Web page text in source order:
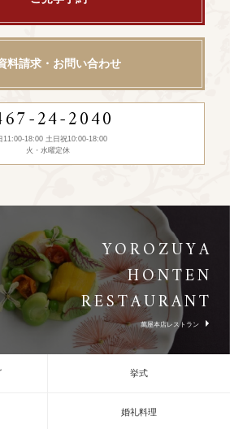
料請求・お問い合わせ
24-2040
11:00-18:00 土日祝10:00-18:00
火・水曜定休
YOROZUYA
HONTEN
RESTAURANT
萬屋本店レストラン
挙式
婚礼料理